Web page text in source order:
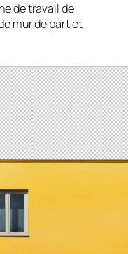
de travail de
mur de part et